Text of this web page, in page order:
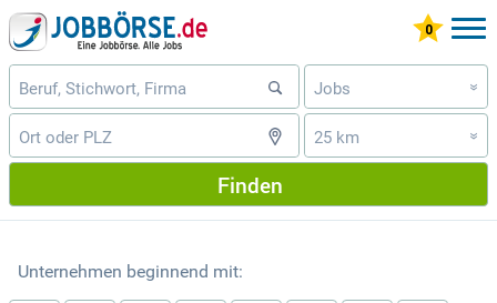
Jobs »
25 km »
Finden
Unternehmen beginnend mit: